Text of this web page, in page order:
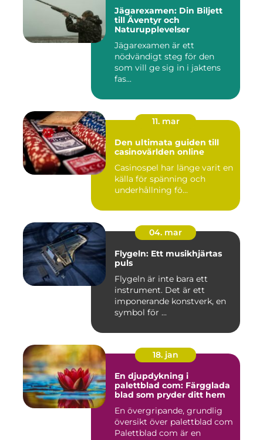
Jägarexamen: Din Biljett
till Äventyr och
Naturupplevelser
Jägarexamen är ett
nödvändigt steg för den
som vill ge sig in i jaktens
fas...
11. mar
Den ultimata guiden till
casinovärlden online
Casinospel har länge varit en
källa för spänning och
underhållning fö...
04. mar
Flygeln: Ett musikhjärtas
puls
Flygeln är inte bara ett
instrument. Det är ett
imponerande konstverk, en
symbol för ...
18. jan
En djupdykning i
palettblad com: Färgglada
blad som pryder ditt hem
En övergripande, grundlig
översikt över palettblad com
Palettblad com är en